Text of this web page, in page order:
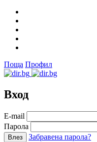
Поща Профил
Вход
Е-mail
Парола
Забравена парола?